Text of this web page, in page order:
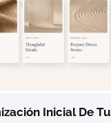
Inicial De Tu